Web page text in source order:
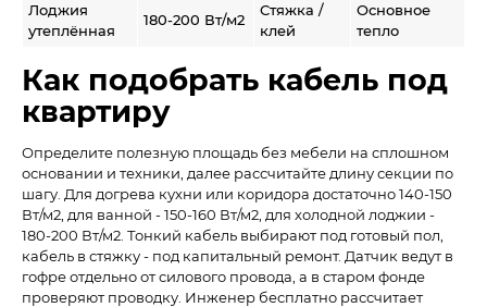
Лоджия
утеплённая
180-200 Вт/м2
Стяжка /
клей
Основное
тепло
Как подобрать кабель под
квартиру
Определите полезную площадь без мебели на сплошном
основании и техники, далее рассчитайте длину секции по
шагу. Для догрева кухни или коридора достаточно 140-150
Вт/м2, для ванной - 150-160 Вт/м2, для холодной лоджии -
180-200 Вт/м2. Тонкий кабель выбирают под готовый пол,
кабель в стяжку - под капитальный ремонт. Датчик ведут в
гофре отдельно от силового провода, а в старом фонде
проверяют проводку. Инженер бесплатно рассчитает